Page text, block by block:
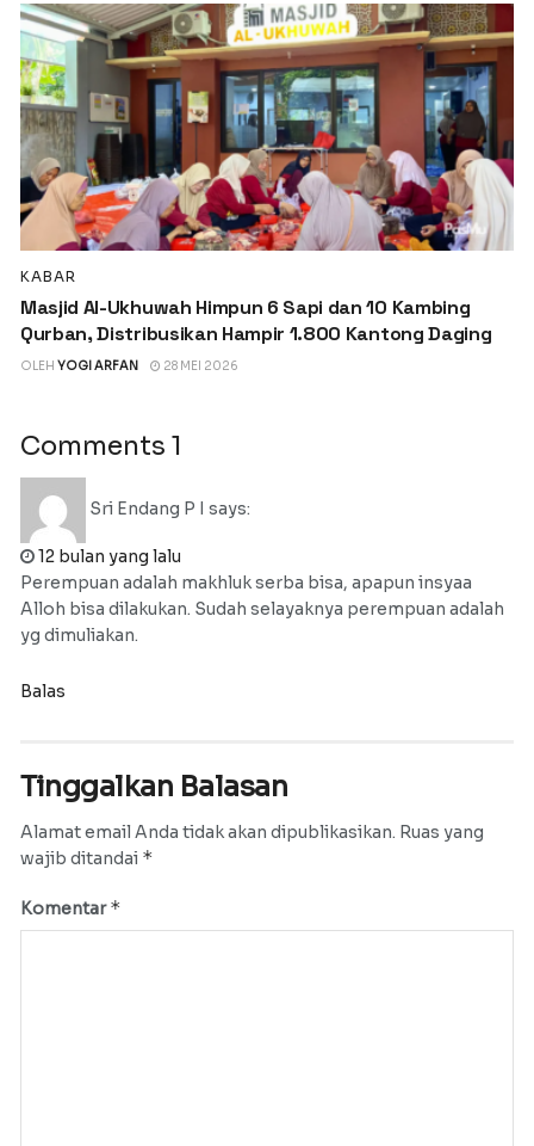
KABAR
Masjid Al-Ukhuwah Himpun 6 Sapi dan 10 Kambing
Qurban, Distribusikan Hampir 1.800 Kantong Daging
OLEH YOGI ARFAN 28 MEI 2026
Comments 1
Sri Endang P I says:
12 bulan yang lalu
Perempuan adalah makhluk serba bisa, apapun insyaa
Alloh bisa dilakukan. Sudah selayaknya perempuan adalah
yg dimuliakan.
Balas
Tinggalkan Balasan
Alamat email Anda tidak akan dipublikasikan. Ruas yang
wajib ditandai *
Komentar*